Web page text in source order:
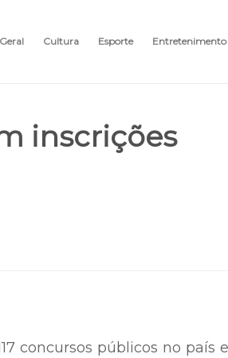
Geral Cultura Esporte Entretenimento
inscrições
concursos públicos no país